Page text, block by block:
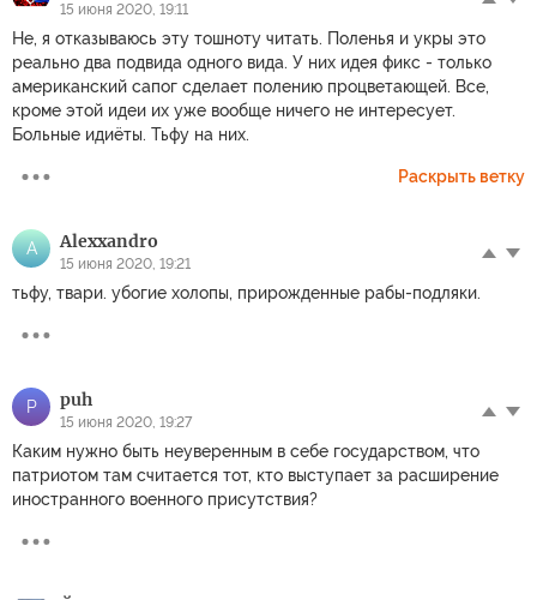
15 июня 2020, 19:11
Не, я отказываюсь эту тошноту читать. Поленья и укры это
реально два подвида одного вида. У них идея фикс - только
американский сапог сделает полению процветающей. Все,
кроме этой идеи их уже вообще ничего не интересует.
Больные идиёты. Тьфу на них.
Раскрыть ветку
A Alexxandro
15 июня 2020, 19:21
тьфу, твари. убогие холопы, прирожденные рабы-подляки.
P puh
15 июня 2020, 19:27
Каким нужно быть неуверенным в себе государством, что
патриотом там считается тот, кто выступает за расширение
иностранного военного присутствия?